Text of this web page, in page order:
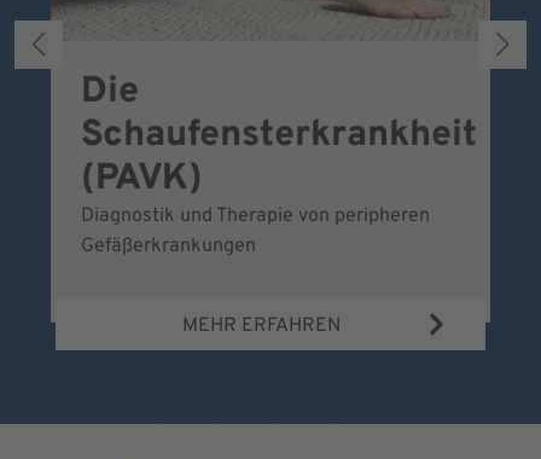
Die
Schaufensterkrankheit
(PAVK)
Diagnostik und Therapie von peripheren
Gefäßerkrankungen
MEHR ERFAHREN